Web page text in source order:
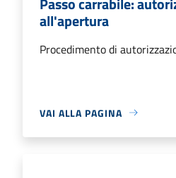
all'apertura
Procedimento di
VAI ALLA PAGINA